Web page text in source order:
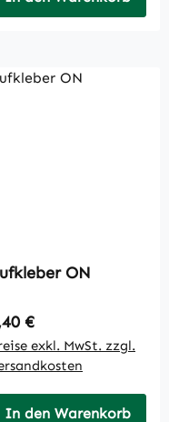
ON
Preis:
€
exkl. MwSt. zzgl.
In den Warenkorb